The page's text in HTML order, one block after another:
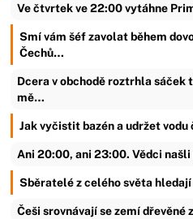
Ve čtvrtek ve 22:00 vytáhne
Smí vám šéf zavolat během
Čechů…
Dcera v obchodě roztrhla sáček
mě…
Jak vyčistit bazén a udržet
Ani 20:00, ani 23:00. Vědci
Sběratelé z celého světa
Češi srovnávají se zemí